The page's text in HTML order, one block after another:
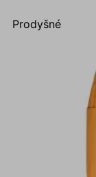
Prodyšné